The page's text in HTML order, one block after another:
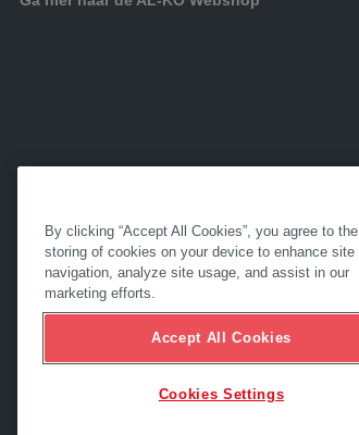
By clicking “Accept All Cookies”, you agree to the
storing of cookies on your device to enhance site
navigation, analyze site usage, and assist in our
marketing efforts.
Accept All Cookies
Cookies Settings